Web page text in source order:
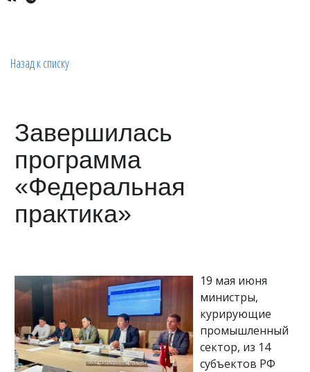
Назад к списку
Завершилась
программа
«Федеральная
практика»
19 мая июня
министры,
курирующие
промышленный
сектор, из 14
субъектов РФ